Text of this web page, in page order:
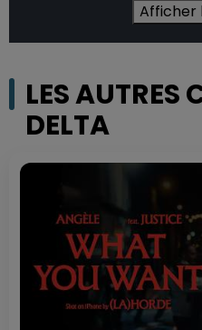
Afficher
LES AUTRES
DELTA